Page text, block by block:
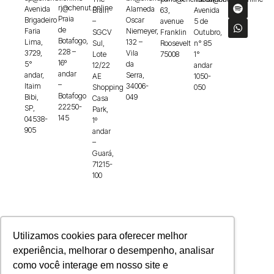
Utilizamos cookies para oferecer melhor
experiência, melhorar o desempenho, analisar
como você interage em nosso site e
Avenida
Brigadeiro
Faria
Lima,
3729,
5°
andar,
Itaim
Bibi,
SP,
04538-
905
rj@chenut.online
Praia
de
Botafogo,
228 –
16º
andar
–
Botafogo
22250-
145
Brain
–
SGCV
Sul,
Lote
12/22
AE
Shopping
Casa
Park,
1º
andar
–
Guará,
71215-
100
Alameda
Oscar
Niemeyer,
132 –
Vila
da
Serra,
34006-
049
63,
avenue
Franklin
Roosevelt
75008
Avenida
5 de
Outubro,
n° 85
1°
andar
1050-
050